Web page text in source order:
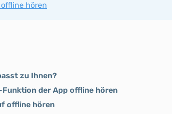
hören
zu Ihnen?
Funktion der App offline hören
offline hören